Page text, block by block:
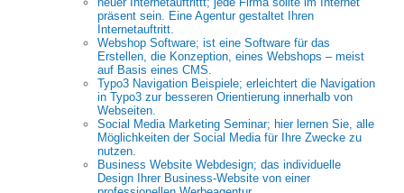
präsent sein. Eine Agentur gestaltet Ihren
Internetauftritt.
Webshop Software; ist eine Software für das
Erstellen, die Konzeption, eines Webshops – meist
auf Basis eines CMS.
Typo3 Navigation Beispiele; erleichtert die Navigation
in Typo3 zur besseren Orientierung innerhalb von
Webseiten.
Social Media Marketing Seminar; hier lernen Sie, alle
Möglichkeiten der Social Media für Ihre Zwecke zu
nutzen.
Business Website Webdesign; das individuelle
Design Ihrer Business-Website von einer